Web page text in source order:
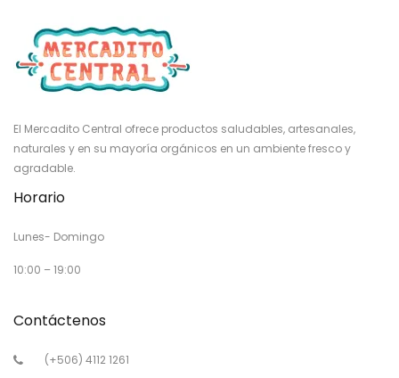
El Mercadito Central ofrece productos saludables, artesanales,
naturales y en su mayoría orgánicos en un ambiente fresco y
agradable.
Horario
Lunes- Domingo
10:00 – 19:00
Contáctenos
(+506) 4112 1261